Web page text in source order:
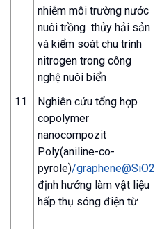
nhiễm môi trường nước
nuôi trồng thủy hải sản
và kiểm soát chu trình
nitrogen trong công
nghệ nuôi biển
11
Nghiên cứu tổng hợp
copolymer
nanocompozit
Poly(aniline-co-
pyrole)/graphene@SiO2
định hướng làm vật liệu
hấp thụ sóng điện từ